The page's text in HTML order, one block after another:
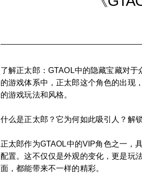
了解正太郎：GTAOL中的隐藏宝藏对
的游戏体系中，正太郎这个角色的出现
的游戏玩法和风格。
什么是正太郎？它为何如此吸引人？解
正太郎作为GTAOL中的VIP角色之一，
配置。这不仅仅是外观的变化，更是玩
面，都能带来不一样的精彩。